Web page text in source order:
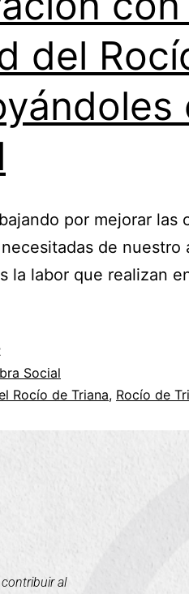
del
por mejorar las
de nuestro
la labor que realizan
Social
Rocío de Triana, Rocío de
al